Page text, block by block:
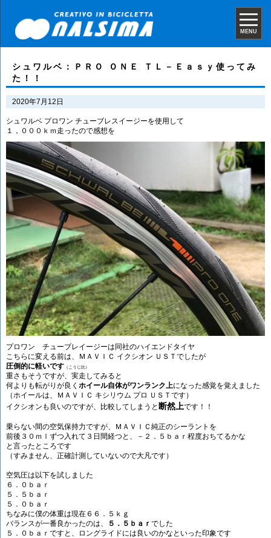
MENU
シュワルベ：ＰＲＯ ＯＮＥ ＴＬ－Ｅａｓｙ使ってみ
た！！
2020年7月12日
シュワルベ プロワン チューブレスイージーを使用して
１，０００ｋｍ走ったので感想を
プロワン チューブレイージーは同社のハイエンドタイヤ
こちらに変える前は、ＭＡＶＩＣ イクシオン ＵＳＴでしたが
圧倒的に軽いです （こうじ比）
重さもそうですが、実走してみると
何よりも転がりが良く ホイール自体がワンランク上になった感覚を覚えました
（ホイールは、ＭＡＶＩＣ キシリウム プロ ＵＳＴです）
イクシオンも良いのですが、比較してしまうと 断然上です！！
乗らない間の空気保持力ですが、ＭＡＶＩＣ純正のシーラントを
前後３０ｍｌずつ入れて３日間経つと、－２．５ｂａｒ程度おちてるかな
と言ったところです
（すみません、正確計測していないので大凡です）
空気圧は以下を試しました
６．０ｂａｒ
５．５ｂａｒ
５．０ｂａｒ
ちなみに僕の体重は現在６６．５ｋｇ
バランスが一番良かったのは、
５．５ｂａｒ でした
５．０ｂａｒですと、ロングライドには良いのかなといった印象です